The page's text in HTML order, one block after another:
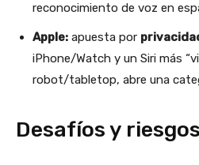
reconocimiento de voz en
Apple: apuesta por
iPhone/Watch y un Siri más
robot/tabletop, abre una
Desafíos y riesgos